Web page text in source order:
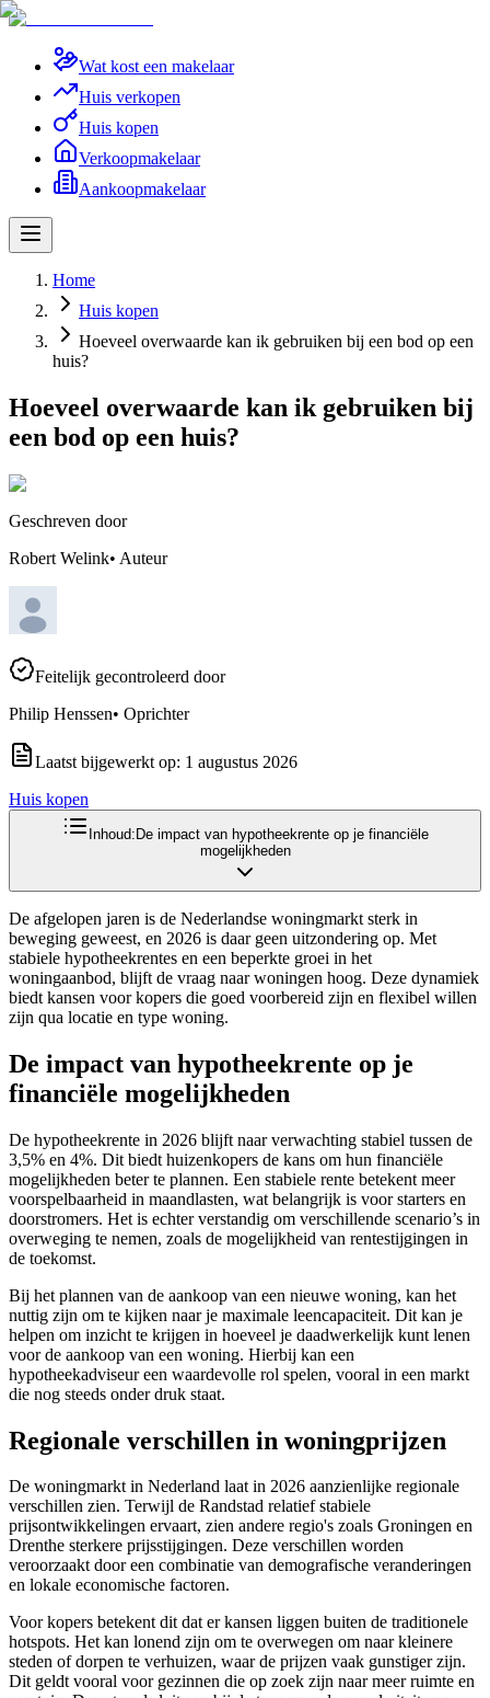
Wat kost een makelaar
Huis verkopen
Huis kopen
Verkoopmakelaar
Aankoopmakelaar
Home
Huis kopen
Hoeveel overwaarde kan ik gebruiken bij een bod op een
huis?
Hoeveel overwaarde kan ik gebruiken bij
een bod op een huis?
Geschreven door
Robert Welink• Auteur
Feitelijk gecontroleerd door
Philip Henssen• Oprichter
Laatst bijgewerkt op: 1 augustus 2026
Huis kopen
Inhoud: De impact van hypotheekrente op je financiële
mogelijkheden
De afgelopen jaren is de Nederlandse woningmarkt sterk in
beweging geweest, en 2026 is daar geen uitzondering op. Met
stabiele hypotheekrentes en een beperkte groei in het
woningaanbod, blijft de vraag naar woningen hoog. Deze dynamiek
biedt kansen voor kopers die goed voorbereid zijn en flexibel willen
zijn qua locatie en type woning.
De impact van hypotheekrente op je
financiële mogelijkheden
De hypotheekrente in 2026 blijft naar verwachting stabiel tussen de
3,5% en 4%. Dit biedt huizenkopers de kans om hun financiële
mogelijkheden beter te plannen. Een stabiele rente betekent meer
voorspelbaarheid in maandlasten, wat belangrijk is voor starters en
doorstromers. Het is echter verstandig om verschillende scenario’s in
overweging te nemen, zoals de mogelijkheid van rentestijgingen in
de toekomst.
Bij het plannen van de aankoop van een nieuwe woning, kan het
nuttig zijn om te kijken naar je maximale leencapaciteit. Dit kan je
helpen om inzicht te krijgen in hoeveel je daadwerkelijk kunt lenen
voor de aankoop van een woning. Hierbij kan een
hypotheekadviseur een waardevolle rol spelen, vooral in een markt
die nog steeds onder druk staat.
Regionale verschillen in woningprijzen
De woningmarkt in Nederland laat in 2026 aanzienlijke regionale
verschillen zien. Terwijl de Randstad relatief stabiele
prijsontwikkelingen ervaart, zien andere regio's zoals Groningen en
Drenthe sterkere prijsstijgingen. Deze verschillen worden
veroorzaakt door een combinatie van demografische veranderingen
en lokale economische factoren.
Voor kopers betekent dit dat er kansen liggen buiten de traditionele
hotspots. Het kan lonend zijn om te overwegen om naar kleinere
steden of dorpen te verhuizen, waar de prijzen vaak gunstiger zijn.
Dit geldt vooral voor gezinnen die op zoek zijn naar meer ruimte en